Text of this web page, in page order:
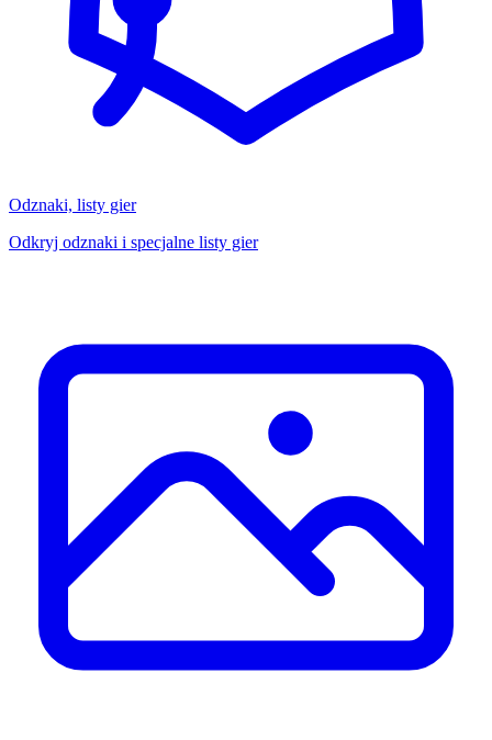
Odznaki, listy gier
Odkryj odznaki i specjalne listy gier